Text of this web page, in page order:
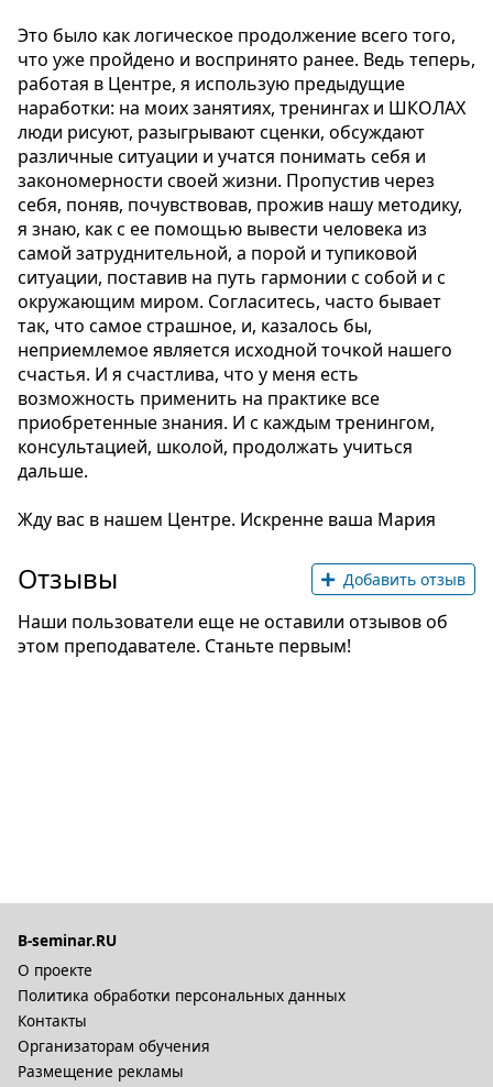
Это было как логическое продолжение всего того,
что уже пройдено и воспринято ранее. Ведь теперь,
работая в Центре, я использую предыдущие
наработки: на моих занятиях, тренингах и ШКОЛАХ
люди рисуют, разыгрывают сценки, обсуждают
различные ситуации и учатся понимать себя и
закономерности своей жизни. Пропустив через
себя, поняв, почувствовав, прожив нашу методику,
я знаю, как с ее помощью вывести человека из
самой затруднительной, а порой и тупиковой
ситуации, поставив на путь гармонии с собой и с
окружающим миром. Согласитесь, часто бывает
так, что самое страшное, и, казалось бы,
неприемлемое является исходной точкой нашего
счастья. И я счастлива, что у меня есть
возможность применить на практике все
приобретенные знания. И с каждым тренингом,
консультацией, школой, продолжать учиться
дальше.
Жду вас в нашем Центре. Искренне ваша Мария
Отзывы Добавить отзыв
Наши пользователи еще не оставили отзывов об
этом преподавателе. Станьте первым!
B-seminar.RU
О проекте
Политика обработки персональных данных
Контакты
Организаторам обучения
Размещение рекламы